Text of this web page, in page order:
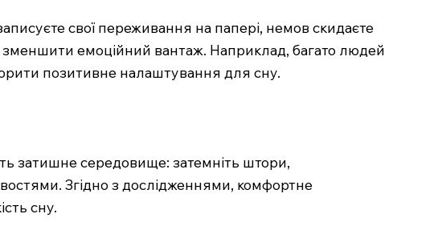
свої переживання на папері, немов скидаєте
емоційний вантаж. Наприклад, багато людей
позитивне налаштування для сну.
затишне середовище: затемніть штори,
Згідно з дослідженнями, комфортне
сну.